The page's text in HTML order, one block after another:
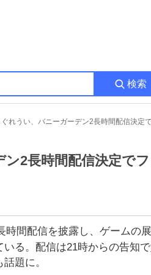
検索
2長時間配信決定で
時間配信を披露し、ゲームの
る。配信は21時からの告知
題に。